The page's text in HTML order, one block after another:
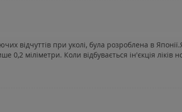
відчуттів при уколі, була розроблена в
0,2 міліметри. Коли відбувається ін'єкція